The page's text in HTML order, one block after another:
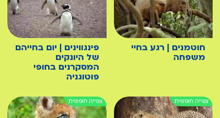
חוטמנים | רגע בחיי
משפחה
פינגווינים | יום בחייהם
של היונקים
המסקרנים בחופי
פוטוגניה